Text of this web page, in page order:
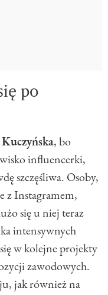
po
, bo
influencerki,
szczęśliwa. Osoby,
z Instagramem,
się u niej teraz
intensywnych
w kolejne projekty
zawodowych.
jak również na